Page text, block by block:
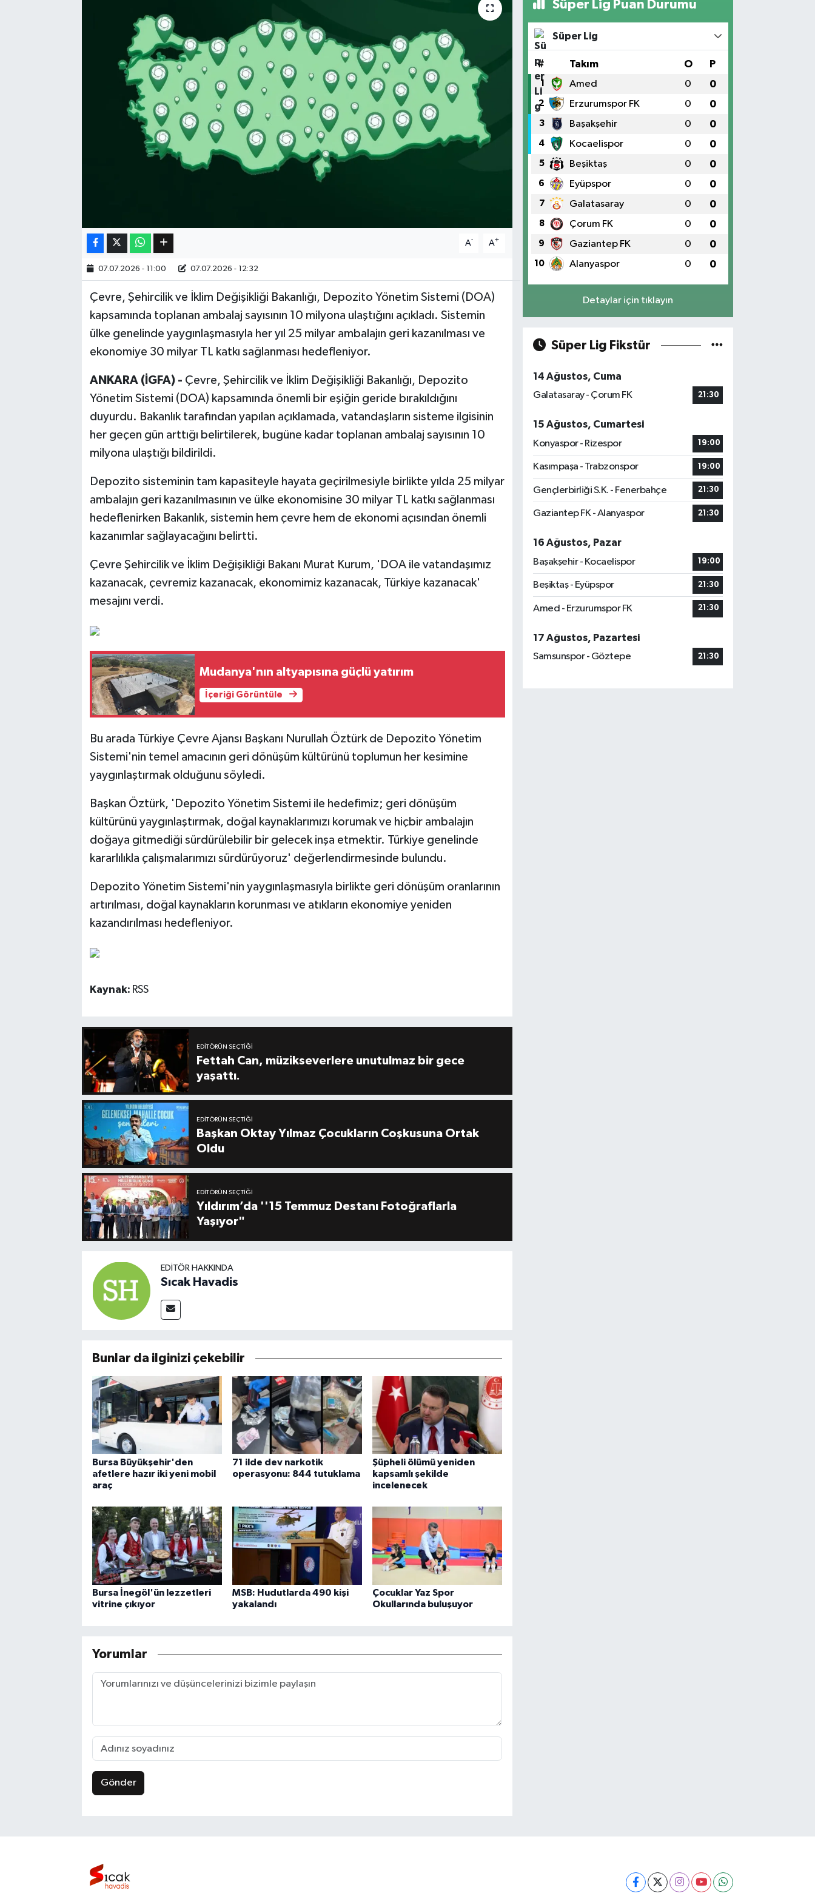
A- A+
07.07.2026 - 11:00 07.07.2026 - 12:32
Çevre, Şehircilik ve İklim Değişikliği Bakanlığı, Depozito Yönetim Sistemi (DOA)
kapsamında toplanan ambalaj sayısının 10 milyona ulaştığını açıkladı. Sistemin
ülke genelinde yaygınlaşmasıyla her yıl 25 milyar ambalajın geri kazanılması ve
ekonomiye 30 milyar TL katkı sağlanması hedefleniyor.
ANKARA (İGFA) - Çevre, Şehircilik ve İklim Değişikliği Bakanlığı, Depozito
Yönetim Sistemi (DOA) kapsamında önemli bir eşiğin geride bırakıldığını
duyurdu. Bakanlık tarafından yapılan açıklamada, vatandaşların sisteme ilgisinin
her geçen gün arttığı belirtilerek, bugüne kadar toplanan ambalaj sayısının 10
milyona ulaştığı bildirildi.
Depozito sisteminin tam kapasiteyle hayata geçirilmesiyle birlikte yılda 25 milyar
ambalajın geri kazanılmasının ve ülke ekonomisine 30 milyar TL katkı sağlanması
hedeflenirken Bakanlık, sistemin hem çevre hem de ekonomi açısından önemli
kazanımlar sağlayacağını belirtti.
Çevre Şehircilik ve İklim Değişikliği Bakanı Murat Kurum, 'DOA ile vatandaşımız
kazanacak, çevremiz kazanacak, ekonomimiz kazanacak, Türkiye kazanacak'
mesajını verdi.
Mudanya'nın altyapısına güçlü yatırım
İçeriği Görüntüle
Bu arada Türkiye Çevre Ajansı Başkanı Nurullah Öztürk de Depozito Yönetim
Sistemi'nin temel amacının geri dönüşüm kültürünü toplumun her kesimine
yaygınlaştırmak olduğunu söyledi.
Başkan Öztürk, 'Depozito Yönetim Sistemi ile hedefimiz; geri dönüşüm
kültürünü yaygınlaştırmak, doğal kaynaklarımızı korumak ve hiçbir ambalajın
doğaya gitmediği sürdürülebilir bir gelecek inşa etmektir. Türkiye genelinde
kararlılıkla çalışmalarımızı sürdürüyoruz' değerlendirmesinde bulundu.
Depozito Yönetim Sistemi'nin yaygınlaşmasıyla birlikte geri dönüşüm oranlarının
artırılması, doğal kaynakların korunması ve atıkların ekonomiye yeniden
kazandırılması hedefleniyor.
Kaynak: RSS
EDITÖRÜN SEÇTIĞI
Fettah Can, müzikseverlere unutulmaz bir gece
yaşattı.
EDITÖRÜN SEÇTIĞI
Başkan Oktay Yılmaz Çocukların Coşkusuna Ortak
Oldu
EDITÖRÜN SEÇTIĞI
Yıldırım’da ''15 Temmuz Destanı Fotoğraflarla
Yaşıyor"
EDITÖR HAKKINDA
Sıcak Havadis
Bunlar da ilginizi çekebilir
Bursa Büyükşehir'den
afetlere hazır iki yeni mobil
araç
71 ilde dev narkotik
operasyonu: 844 tutuklama
Şüpheli ölümü yeniden
kapsamlı şekilde
incelenecek
Bursa İnegöl'ün lezzetleri
vitrine çıkıyor
MSB: Hudutlarda 490 kişi
yakalandı
Çocuklar Yaz Spor
Okullarında buluşuyor
Yorumlar
Gönder
Süper Lig Puan Durumu
Süper Lig
# Takım O P
1 Amed 0 0
2 Erzurumspor FK 0 0
3 Başakşehir 0 0
4 Kocaelispor 0 0
5 Beşiktaş 0 0
6 Eyüpspor 0 0
7 Galatasaray 0 0
8 Çorum FK 0 0
9 Gaziantep FK 0 0
10 Alanyaspor 0 0
Detaylar için tıklayın
Süper Lig Fikstür
14 Ağustos, Cuma
Galatasaray - Çorum FK
21:30
15 Ağustos, Cumartesi
Konyaspor - Rizespor
19:00
Kasımpaşa - Trabzonspor 19:00
Gençlerbirliği S.K. - Fenerbahçe 21:30
Gaziantep FK - Alanyaspor 21:30
16 Ağustos, Pazar
Başakşehir - Kocaelispor
19:00
Beşiktaş - Eyüpspor 21:30
Amed - Erzurumspor FK 21:30
17 Ağustos, Pazartesi
Samsunspor - Göztepe
21:30
Bilim, Teknoloji